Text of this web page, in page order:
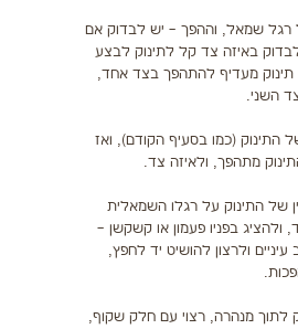
רגל שמאל, וההפך – יש לבדוק אם
באיזה צד קל לתינוק לבצע
מעדיף להתהפך בצד אחד,
השני.
התינוק (כמו בסעיף הקודם), ואז
מתהפך, ולאיזה צד.
של התינוק על רגלו השמאלית
ולהציג בפניו פעמון או קשקשן –
ולרצון להושיט יד לחפץ,
לתוך מנהרה, רצוי עם חלק שקוף,